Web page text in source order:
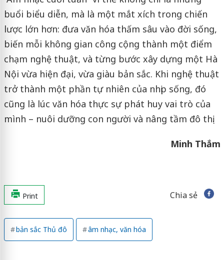
buổi biểu diễn, mà là một mắt xích trong chiến
lược lớn hơn: đưa văn hóa thấm sâu vào đời sống,
biến mỗi không gian công cộng thành một điểm
chạm nghệ thuật, và từng bước xây dựng một Hà
Nội vừa hiện đại, vừa giàu bản sắc. Khi nghệ thuật
trở thành một phần tự nhiên của nhịp sống, đó
cũng là lúc văn hóa thực sự phát huy vai trò của
mình – nuôi dưỡng con người và nâng tầm đô thị.
Minh Thắm
Print Chia sẻ
bản sắc Thủ đô âm nhạc, văn hóa